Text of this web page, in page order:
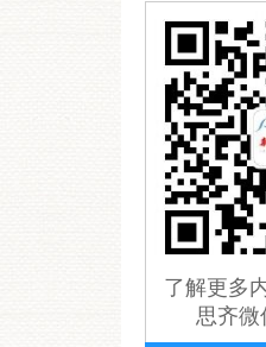
了解更多
思齐微